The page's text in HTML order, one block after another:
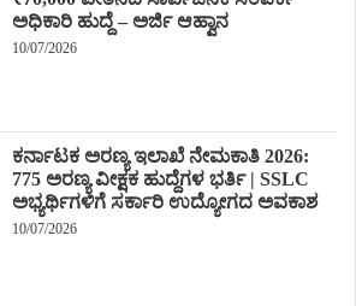
ಅಧಿಕಾರಿ ಹುದ್ದೆ – ಅರ್ಜಿ ಆಹ್ವಾನ
10/07/2026
ಕರ್ನಾಟಕ ಅರಣ್ಯ ಇಲಾಖೆ ನೇಮಕಾತಿ 2026:
775 ಅರಣ್ಯ ವೀಕ್ಷಕ ಹುದ್ದೆಗಳ ಭರ್ತಿ | SSLC
ಅಭ್ಯರ್ಥಿಗಳಿಗೆ ಸರ್ಕಾರಿ ಉದ್ಯೋಗದ ಅವಕಾಶ
10/07/2026